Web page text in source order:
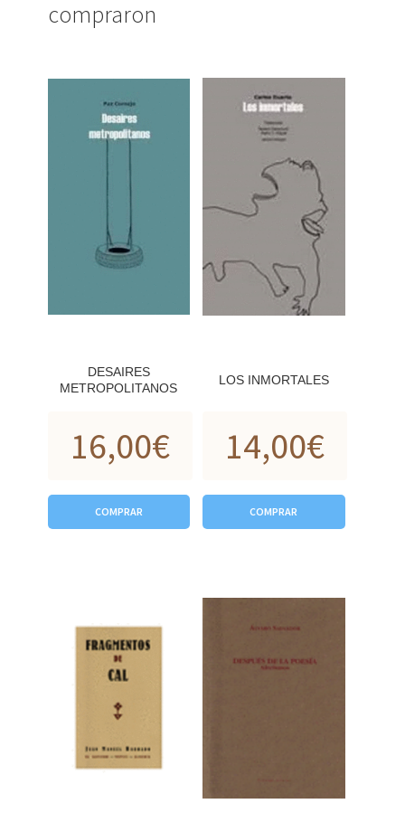
compraron
DESAIRES
METROPOLITANOS
16,00€
COMPRAR
LOS INMORTALES
14,00€
COMPRAR